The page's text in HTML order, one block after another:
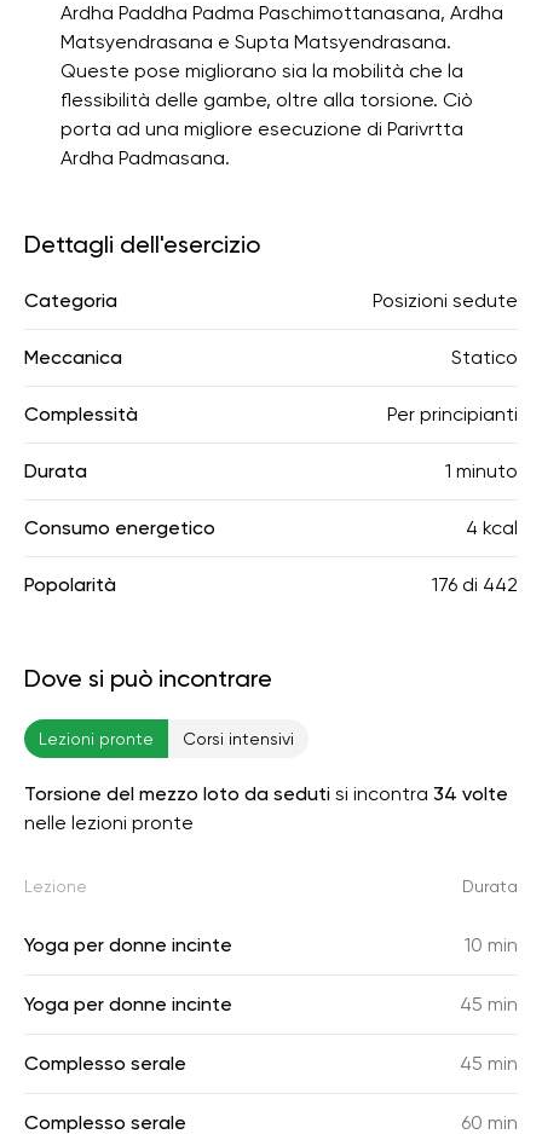
Ardha Paddha Padma Paschimottanasana, Ardha
Matsyendrasana e Supta Matsyendrasana.
Queste pose migliorano sia la mobilità che la
flessibilità delle gambe, oltre alla torsione. Ciò
porta ad una migliore esecuzione di Parivrtta
Ardha Padmasana.
Dettagli dell'esercizio
Categoria Posizioni sedute
Meccanica Statico
Complessità Per principianti
Durata 1 minuto
Consumo energetico 4 kcal
Popolarità 176 di 442
Dove si può incontrare
Lezioni pronte Corsi intensivi
Torsione del mezzo loto da seduti si incontra 34 volte
nelle lezioni pronte
Lezione Durata
Yoga per donne incinte 10 min
Yoga per donne incinte 45 min
Complesso serale 45 min
Complesso serale 60 min